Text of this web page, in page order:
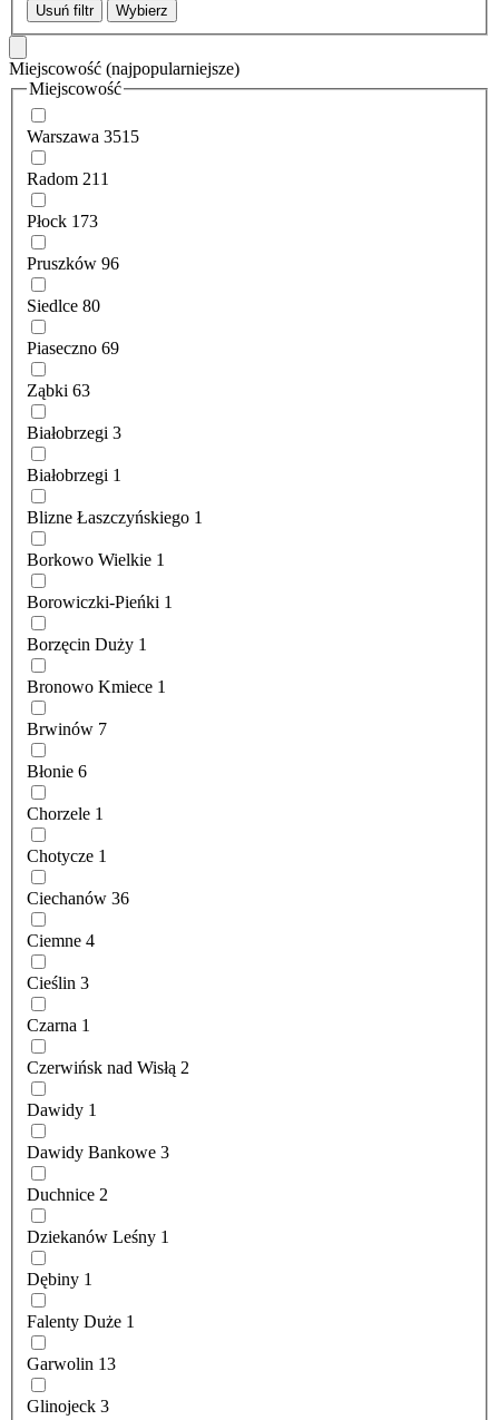
Usuń filtr Wybierz
Miejscowość (najpopularniejsze)
Miejscowość
Warszawa 3515
Radom 211
Płock 173
Pruszków 96
Siedlce 80
Piaseczno 69
Ząbki 63
Białobrzegi 3
Białobrzegi 1
Blizne Łaszczyńskiego 1
Borkowo Wielkie 1
Borowiczki-Pieńki 1
Borzęcin Duży 1
Bronowo Kmiece 1
Brwinów 7
Błonie 6
Chorzele 1
Chotycze 1
Ciechanów 36
Ciemne 4
Cieślin 3
Czarna 1
Czerwińsk nad Wisłą 2
Dawidy 1
Dawidy Bankowe 3
Duchnice 2
Dziekanów Leśny 1
Dębiny 1
Falenty Duże 1
Garwolin 13
Glinojeck 3